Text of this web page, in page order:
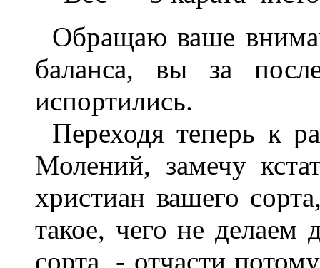
Обращаю ваше
баланса, вы за
испортились.
Переходя теперь к
Молений, замечу
христиан вашего
такое, чего не делаем
сорта, - отчасти